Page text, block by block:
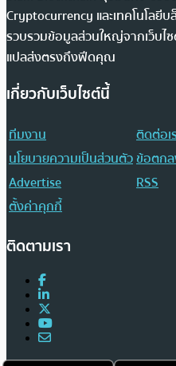
Cryptocurrency และเทคโนโลยี
รวบรวมข้อมูลส่วนใหญ่จากเว็บไซ
แปลส่งตรงถึงฟีดคุณ
เกี่ยวกับเว็บไซต์นี้
ทีมงาน
ติดต่อเ
นโยบายความเป็นส่วนตัวข้อตกล
Advertise
RSS
ตั้งค่าคุกกี้
ติดตามเรา